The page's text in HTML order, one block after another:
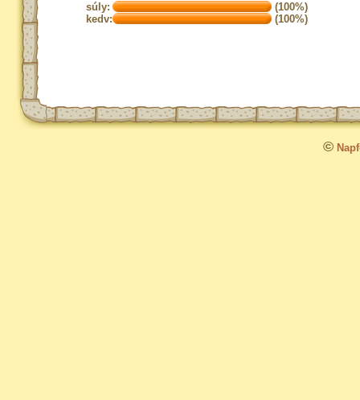
súly:
(100%)
kedv:
(100%)
©